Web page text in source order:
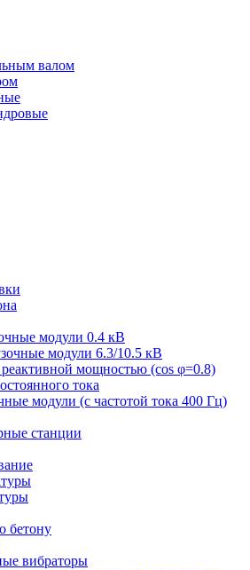
валом
модули 0.4 кВ
модули 6.3/10.5 кВ
мощностью (cos φ=0.8)
тока
модули (с частотой тока 400 Гц)
станции
бетону
вибраторы